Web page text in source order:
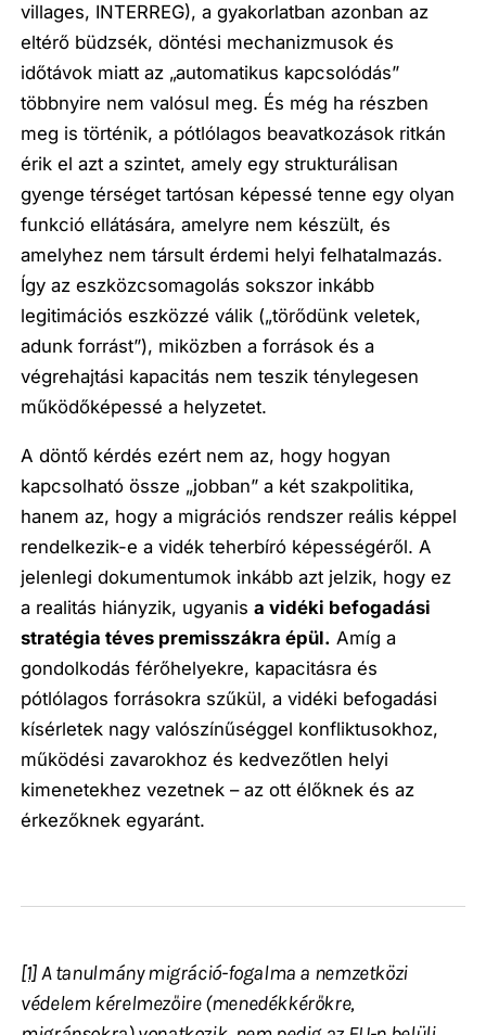
villages, INTERREG), a gyakorlatban azonban az
eltérő büdzsék, döntési mechanizmusok és
időtávok miatt az „automatikus kapcsolódás”
többnyire nem valósul meg. És még ha részben
meg is történik, a pótlólagos beavatkozások ritkán
érik el azt a szintet, amely egy strukturálisan
gyenge térséget tartósan képessé tenne egy olyan
funkció ellátására, amelyre nem készült, és
amelyhez nem társult érdemi helyi felhatalmazás.
Így az eszközcsomagolás sokszor inkább
legitimációs eszközzé válik („törődünk veletek,
adunk forrást”), miközben a források és a
végrehajtási kapacitás nem teszik ténylegesen
működőképessé a helyzetet.
A döntő kérdés ezért nem az, hogy hogyan
kapcsolható össze „jobban” a két szakpolitika,
hanem az, hogy a migrációs rendszer reális képpel
rendelkezik-e a vidék teherbíró képességéről. A
jelenlegi dokumentumok inkább azt jelzik, hogy ez
a realitás hiányzik, ugyanisa vidéki befogadási
stratégia téves premisszákra épül. Amíg a
gondolkodás férőhelyekre, kapacitásra és
pótlólagos forrásokra szűkül, a vidéki befogadási
kísérletek nagy valószínűséggel konfliktusokhoz,
működési zavarokhoz és kedvezőtlen helyi
kimenetekhez vezetnek – az ott élőknek és az
érkezőknek egyaránt.
[1]A tanulmány migráció-fogalma a nemzetközi
védelem kérelmezőire (menedékkérőkre,